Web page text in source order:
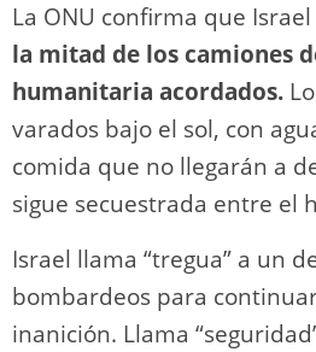
La ONU confirma que
la mitad de los camiones
humanitaria acordados.
varados bajo el sol, con
comida que no llegarán a
sigue secuestrada entre el
Israel llama “tregua” a un
bombardeos para
inanición. Llama